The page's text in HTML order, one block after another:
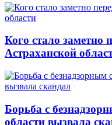
Кого стало заметно
Астраханской
Борьба с
области вызвала